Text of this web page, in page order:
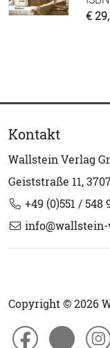
€
Kontakt
Wallstein Verlag
Geiststraße 11,
+49 (0)551 / 548
Copyright © 2026